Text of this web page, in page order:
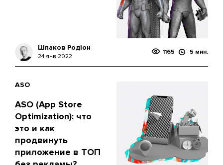
Шпаков Родіон
24 янв 2022
1165 5 мин.
ASO
ASO (App Store
Optimization): что
это и как
продвинуть
приложение в ТОП